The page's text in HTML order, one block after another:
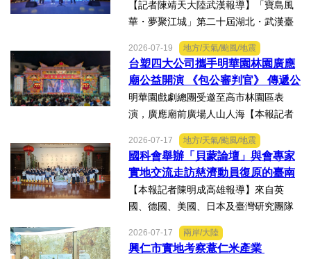
集暨文化交流之夜在漢溫情上演
【記者陳靖天大陸武漢報導】「寶島風
華・夢聚江城」第二十屆湖北・武漢臺
16日晚上在武漢武商夢時代一樓中庭溫
情上演，歌聲文脈聯結兩地，這場融美
食、文創、歌舞、匠人分享...
2026-07-19 地方/天氣/颱風/地震
台塑四大公司攜手明華園林園廣應
廟公益開演 《包公審判官》 傳遞公
義與自省精神
明華園戲劇總團受邀至高市林園區表
演，廣應廟前廣場人山人海【本報記者
台塑石化等四大公司邀請由當家小生孫
翠鳳領軍的明華園戲劇總團，周末晚在
高雄市林園區廣應廟公益演...
2026-07-17 地方/天氣/颱風/地震
國科會舉辦「貝蒙論壇」與會專家
實地交流走訪慈濟動員復原的臺南
楠西地震及丹娜絲風災區
【本報記者陳明成高雄報導】來自英
國、德國、美國、日本及臺灣研究團隊
科會舉辦的「貝蒙論壇」，實地交流活
動走訪臺南楠西地震及丹娜絲風災區，
2026-07-17 兩岸/大陸
興仁市實地考察薏仁米產業